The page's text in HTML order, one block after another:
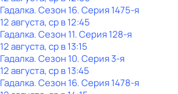
Гадалка. Сезон 16. Серия 1475-я
12 августа, ср в 12:45
Гадалка. Сезон 11. Серия 128-я
12 августа, ср в 13:15
Гадалка. Сезон 10. Серия 3-я
12 августа, ср в 13:45
Гадалка. Сезон 16. Серия 1478-я